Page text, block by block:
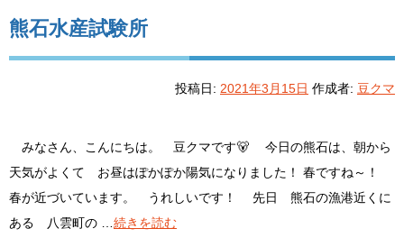
熊石水産試験所
投稿日: 2021年3月15日 作成者: 豆クマ
みなさん、こんにちは。 豆クマです🐻 今日の熊石は、朝から
天気がよくて お昼はぽかぽか陽気になりました！ 春ですね～！
春が近づいています。 うれしいです！ 先日 熊石の漁港近くに
ある 八雲町の … 続きを読む